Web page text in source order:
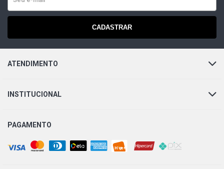
CADASTRAR
ATENDIMENTO
INSTITUCIONAL
PAGAMENTO